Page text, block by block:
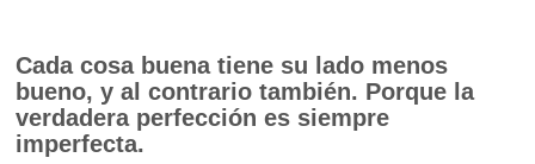
Cada cosa buena tiene su lado menos
bueno, y al contrario también. Porque la
verdadera perfección es siempre
imperfecta.